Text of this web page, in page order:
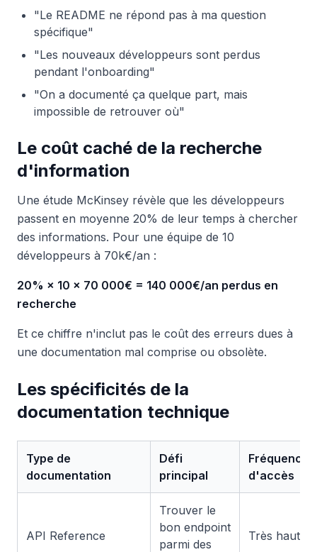
"Le README ne répond pas à ma question
spécifique"
"Les nouveaux développeurs sont perdus
pendant l'onboarding"
"On a documenté ça quelque part, mais
impossible de retrouver où"
Le coût caché de la recherche
d'information
Une étude McKinsey révèle que les développeurs
passent en moyenne 20% de leur temps à chercher
des informations. Pour une équipe de 10
développeurs à 70k€/an :
20% × 10 × 70 000€ = 140 000€/an perdus en
recherche
Et ce chiffre n'inclut pas le coût des erreurs dues à
une documentation mal comprise ou obsolète.
Les spécificités de la
documentation technique
Type de
documentation
Défi
principal
Fréquence
d'accès
API Reference
Trouver le
bon endpoint
parmi des
Très haute